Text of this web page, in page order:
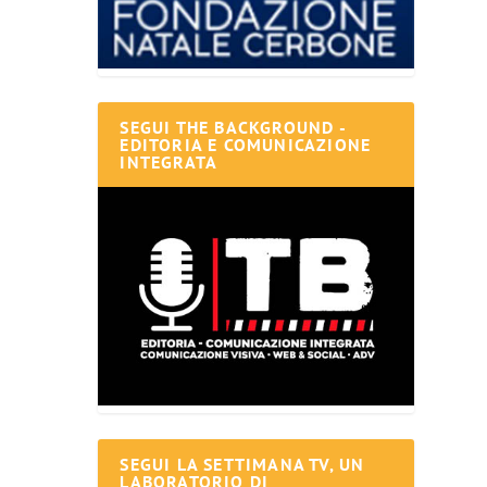
SEGUI THE BACKGROUND -
EDITORIA E COMUNICAZIONE
INTEGRATA
SEGUI LA SETTIMANA TV, UN
LABORATORIO DI